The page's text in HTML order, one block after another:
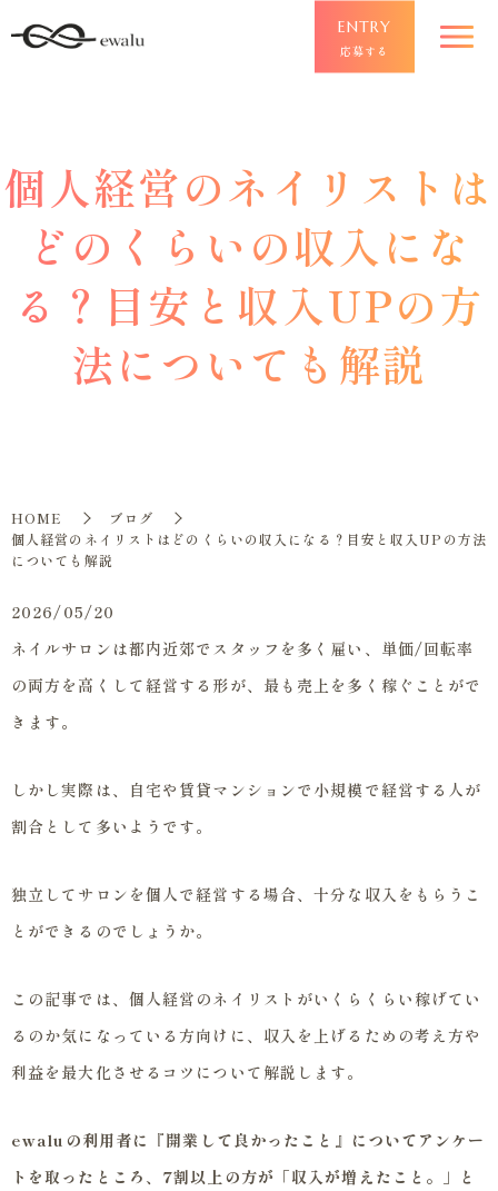
ENTRY
応募する
個人経営のネイリストは
どのくらいの収入にな
る？目安と収入UPの方
法についても解説
HOME
ブログ
個人経営のネイリストはどのくらいの収入になる？目安と収入UPの方法
についても解説
2026/05/20
ネイルサロンは都内近郊でスタッフを多く雇い、単価/回転率
の両方を高くして経営する形が、最も売上を多く稼ぐことがで
きます。
しかし実際は、自宅や賃貸マンションで小規模で経営する人が
割合として多いようです。
独立してサロンを個人で経営する場合、十分な収入をもらうこ
とができるのでしょうか。
この記事では、個人経営のネイリストがいくらくらい稼げてい
るのか気になっている方向けに、収入を上げるための考え方や
利益を最大化させるコツについて解説します。
ewaluの利用者に『開業して良かったこと』についてアンケー
トを取ったところ、7割以上の方が「収入が増えたこと。」と